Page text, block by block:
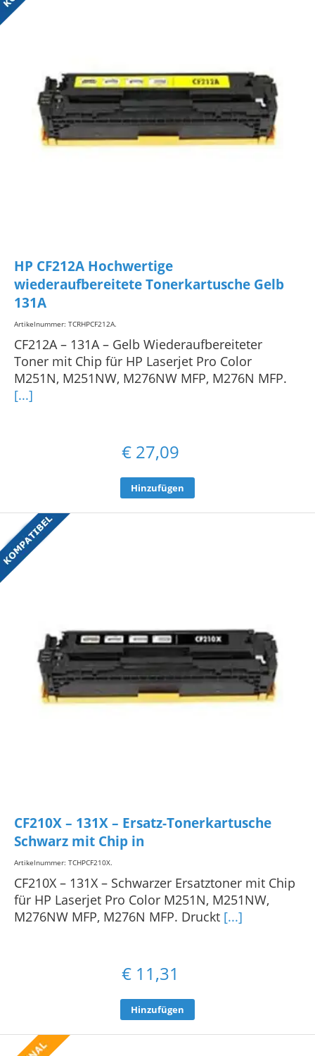
HP CF212A Hochwertige
wiederaufbereitete Tonerkartusche Gelb
131A
Artikelnummer: TCRHPCF212A.
CF212A – 131A – Gelb Wiederaufbereiteter
Toner mit Chip für HP Laserjet Pro Color
M251N, M251NW, M276NW MFP, M276N MFP.
[...]
€ 27,09
Hinzufügen
CF210X – 131X – Ersatz-Tonerkartusche
Schwarz mit Chip in
Artikelnummer: TCHPCF210X.
CF210X – 131X – Schwarzer Ersatztoner mit Chip
für HP Laserjet Pro Color M251N, M251NW,
M276NW MFP, M276N MFP. Druckt [...]
€ 11,31
Hinzufügen